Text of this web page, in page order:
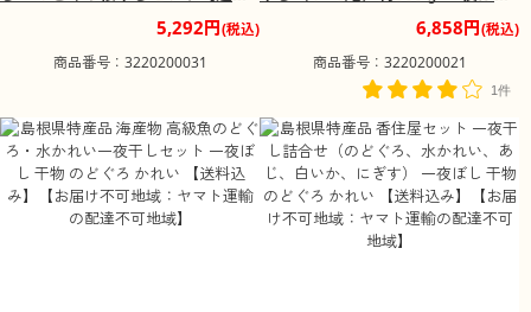
5,292円(税込)
商品番号：3220200031
干物 のどぐろ【送料込み】【お届
け不可地域：ヤマト運輸の配達不
可地域】
6,858円(税込)
商品番号：3220200021
1件